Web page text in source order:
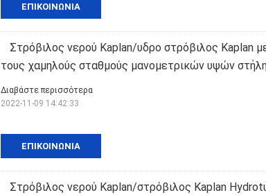
ΕΠΙΚΟΙΝΩΝΊΑ
Στρόβιλος νερού Kaplan/υδρο στρόβιλος Kaplan
τους χαμηλούς σταθμούς μανομετρικών υψών
ΕΠΙΚΟΙΝΩΝΊΑ
Διαβάστε περισσότερα
2022-11-09 14:42:33
Στρόβιλος νερού Kaplan/στρόβιλος Kaplan